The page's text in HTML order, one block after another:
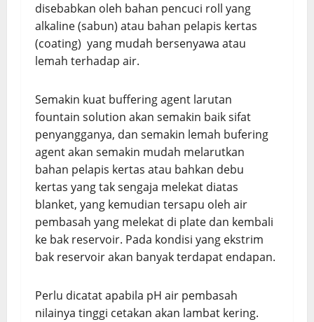
disebabkan oleh bahan pencuci roll yang
alkaline (sabun) atau bahan pelapis kertas
(coating) yang mudah bersenyawa atau
lemah terhadap air.
Semakin kuat buffering agent larutan
fountain solution akan semakin baik sifat
penyangganya, dan semakin lemah bufering
agent akan semakin mudah melarutkan
bahan pelapis kertas atau bahkan debu
kertas yang tak sengaja melekat diatas
blanket, yang kemudian tersapu oleh air
pembasah yang melekat di plate dan kembali
ke bak reservoir. Pada kondisi yang ekstrim
bak reservoir akan banyak terdapat endapan.
Perlu dicatat apabila pH air pembasah
nilainya tinggi cetakan akan lambat kering.